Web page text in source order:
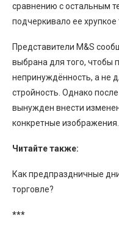
сравнению с остальным
подчеркивало ее хрупкое
Представители M&S
выбрана для того, чтобы
непринуждённость, а не
стройность. Однако
вынужден внести
конкретные изображения.
Читайте также:
Как предпраздничные
торговле?
***